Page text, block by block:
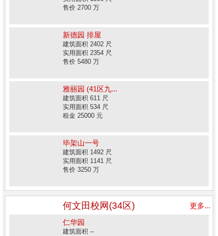
售价 2700 万
新德园 排屋
建筑面积 2402 尺
实用面积 2354 尺
售价 5480 万
雅丽园 (41区九...
建筑面积 611 尺
实用面积 534 尺
租金 25000 元
毕架山一号
建筑面积 1492 尺
实用面积 1141 尺
售价 3250 万
何文田校网(34区)
更多...
仁华园
建筑面积 --